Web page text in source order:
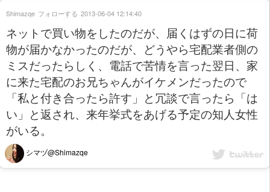
ネットで買い物をしたのだが、届くはずの日に荷
物が届かなかったのだが、どうやら宅配業者側の
ミスだったらしく、電話で苦情を言った翌日、家
に来た宅配のお兄ちゃんがイケメンだったので
「私と付き合ったら許す」と冗談で言ったら「は
い」と返され、来年挙式をあげる予定の知人女性
がいる。
シマヅ@Shimazqe
Shimazqe フォローする 2013-06-04 12:14:40